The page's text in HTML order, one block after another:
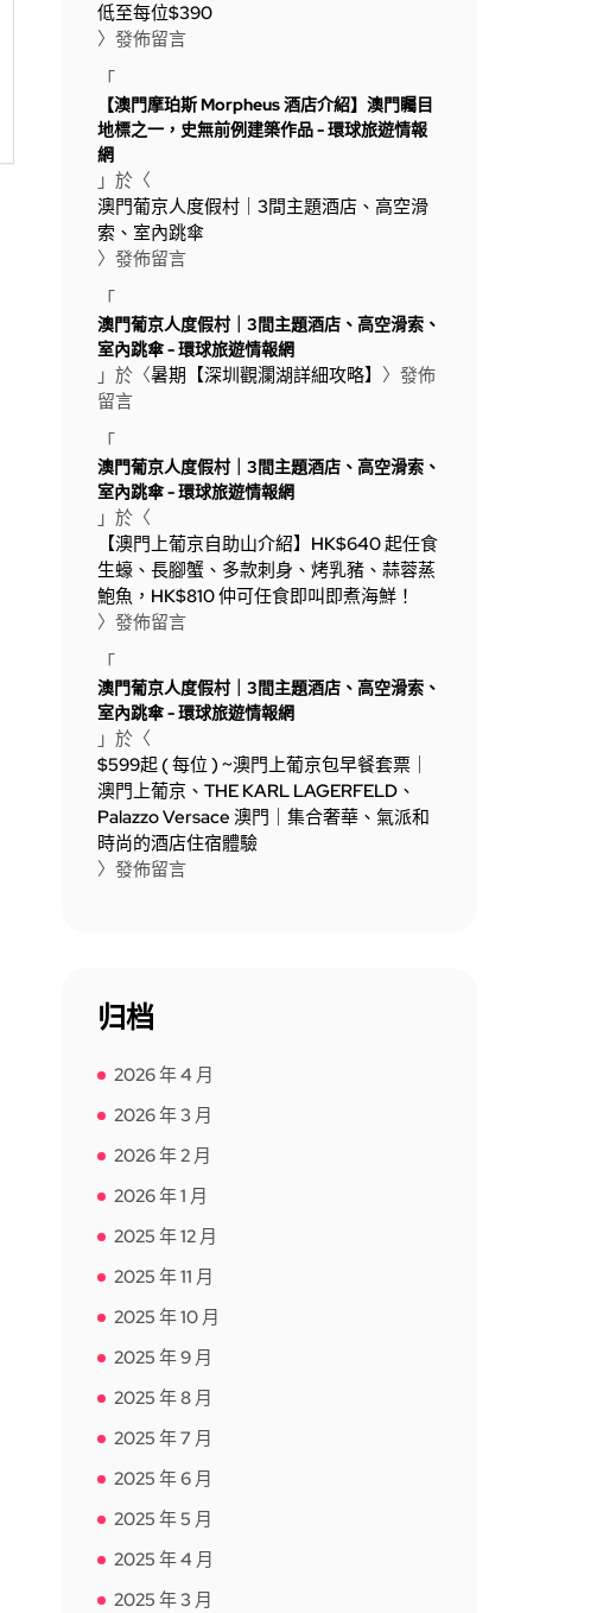
低至每位$390
〉發佈留言
「
【澳門摩珀斯 Morpheus 酒店介紹】澳門矚目
地標之一，史無前例建築作品 - 環球旅遊情報
網
」於〈
澳門葡京人度假村｜3間主題酒店、高空滑
索、室內跳傘
〉發佈留言
「
澳門葡京人度假村｜3間主題酒店、高空滑索、
室內跳傘 - 環球旅遊情報網
」於〈暑期【深圳觀瀾湖詳細攻略】 〉發佈
留言
「
澳門葡京人度假村｜3間主題酒店、高空滑索、
室內跳傘 - 環球旅遊情報網
」於〈
【澳門上葡京自助山介紹】HK$640 起任食
生蠔、長腳蟹、多款刺身、烤乳豬、蒜蓉蒸
鮑魚，HK$810 仲可任食即叫即煮海鮮！
〉發佈留言
「
澳門葡京人度假村｜3間主題酒店、高空滑索、
室內跳傘 - 環球旅遊情報網
」於〈
$599起 ( 每位 ) ~澳門上葡京包早餐套票｜
澳門上葡京、THE KARL LAGERFELD、
Palazzo Versace 澳門｜集合奢華、氣派和
時尚的酒店住宿體驗
〉發佈留言
归档
2026 年 4 月
2026 年 3 月
2026 年 2 月
2026 年 1 月
2025 年 12 月
2025 年 11 月
2025 年 10 月
2025 年 9 月
2025 年 8 月
2025 年 7 月
2025 年 6 月
2025 年 5 月
2025 年 4 月
2025 年 3 月